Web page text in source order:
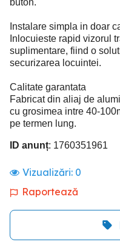
buton.
Instalare simpla in doar
Inlocuieste rapid vizorul
suplimentare, fiind o
securizarea locuintei.
Calitate garantata
Fabricat din aliaj de
cu grosimea intre 40-
pe termen lung.
ID anunț: 1760351961
Vizualizări: 0
Raportează